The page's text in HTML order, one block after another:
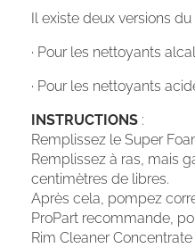
Il existe deux versions
· Pour les nettoyants
· Pour les nettoyants
INSTRUCTIONS :
Remplissez le Super
Remplissez à ras, mais
centimètres de libres.
Après cela, pompez
ProPart recommande,
Rim Cleaner